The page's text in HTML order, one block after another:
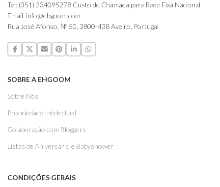
Tel: (351) 234095278 Custo de Chamada para Rede Fixa Nacional
Email: info@ehgoom.com
Rua José Afonso, Nº 50, 3800-438 Aveiro, Portugal
SOBRE A EHGOOM
Sobre Nós
Propriedade Intelectual
Colaboração com Bloggers
Listas de Aniversário e Babyshower
CONDIÇÕES GERAIS